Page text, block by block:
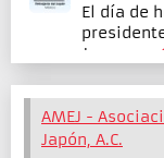
El día de
Japonesa
Ramón
Se
que
AMEJ -
Japón, A.C.